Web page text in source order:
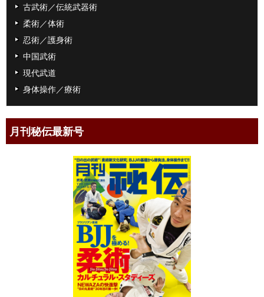
古武術／伝統武器術
柔術／体術
忍術／護身術
中国武術
現代武道
身体操作／療術
月刊秘伝最新号